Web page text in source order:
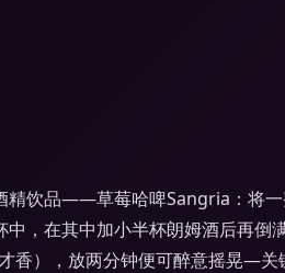
精饮品——草莓哈啤Sangria：将
，在其中加小半杯朗姆酒后再倒
），放两分钟便可醉意摇晃—关